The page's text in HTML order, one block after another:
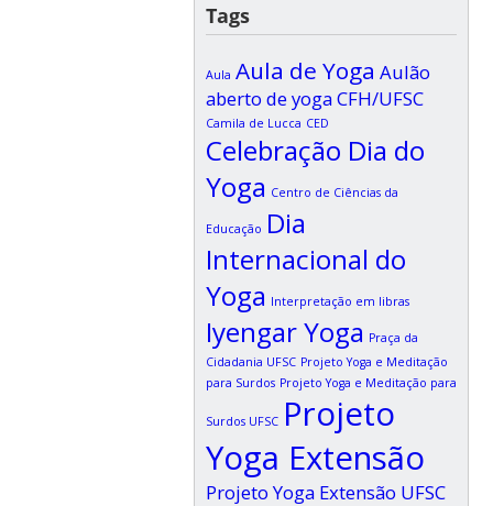
Tags
Aula Aula de Yoga Aulão
aberto de yoga CFH/UFSC
Camila de Lucca CED
Celebração Dia do
Yoga Centro de Ciências da
Educação Dia
Internacional do
Yoga Interpretação em libras
Iyengar Yoga Praça da
Cidadania UFSC Projeto Yoga e Meditação
para Surdos Projeto Yoga e Meditação para
Surdos UFSC Projeto
Yoga Extensão
Projeto Yoga Extensão UFSC